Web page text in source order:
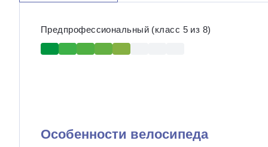
Предпрофессиональный (класс 5 из 8)
Особенности велосипеда